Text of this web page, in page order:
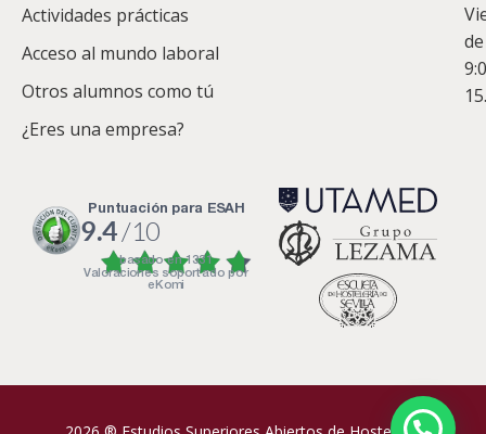
Actividades prácticas
Acceso al mundo laboral
Otros alumnos como tú
¿Eres una empresa?
de
puntuación para ESAH
9.4/10
basado en1331
Valoraciones soportado por
eKomi